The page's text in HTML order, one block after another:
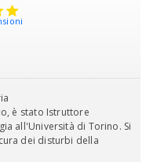
è stato Istruttore
all'Università di Torino. Si
dei disturbi della